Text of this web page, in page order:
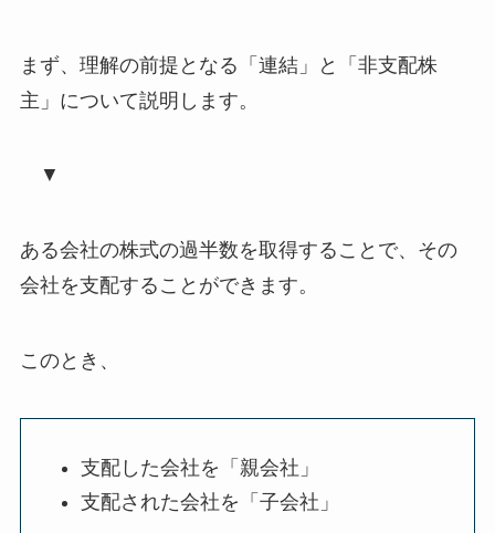
まず、 理解の前提となる「連結」と「非支配株
主」について説明 します。
▼
ある会社の株式の過半数を取得することで、その
会社を支配することができます。
このとき、
支配した会社を 「親会社」
支配された会社を 「子会社」